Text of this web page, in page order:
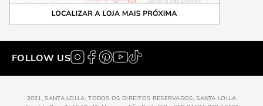
FOLLOW US
2021, SANTA LOLLA, TODOS OS DIREITOS RESERVADOS, SANTA LOLLA